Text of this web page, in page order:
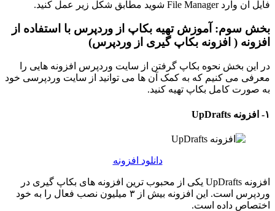
فایل آن وارد File Manager شوید مطابق شکل زیر عمل کنید.
بخش سوم: آموزش تهیه بکاپ از وردپرس با استفاده از
افزونه ( افزونه بکاپ گیری از وردپرس)
در این بخش نحوه بکاپ گرفتن از سایت وردپرس افزونه هایی را
معرفی می کنیم که به کمک آن ها می توانید از سایت وردپرسی خود
به صورت کامل بکاپ تهیه کنید.
۱- افزونه UpDrafts
دانلود افزونه
افزونه UpDrafts یکی از محبوب ترین افزونه های بکاپ گیری در
وردپرس است. این افزونه بیش از ۳ میلیون نصب فعال را به خود
اختصاص داده است.